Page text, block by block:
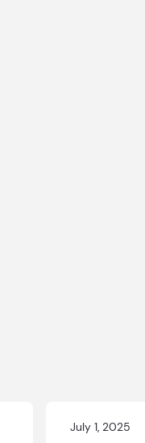
July 1, 2025